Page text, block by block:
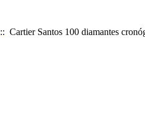
:: Cartier Santos 100 diamantes